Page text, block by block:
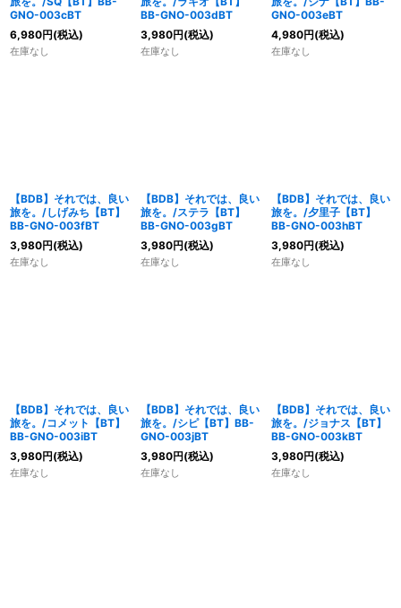
GNO-003cBT
6,980円(税込)
在庫なし
BB-GNO-003dBT
3,980円(税込)
在庫なし
GNO-003eBT
4,980円(税込)
在庫なし
【BDB】それでは、良い
旅を。/しげみち【BT】
BB-GNO-003fBT
3,980円(税込)
在庫なし
【BDB】それでは、良い
旅を。/ステラ【BT】
BB-GNO-003gBT
3,980円(税込)
在庫なし
【BDB】それでは、良い
旅を。/夕里子【BT】
BB-GNO-003hBT
3,980円(税込)
在庫なし
【BDB】それでは、良い
旅を。/コメット【BT】
BB-GNO-003iBT
3,980円(税込)
在庫なし
【BDB】それでは、良い
旅を。/シピ【BT】BB-
GNO-003jBT
3,980円(税込)
在庫なし
【BDB】それでは、良い
旅を。/ジョナス【BT】
BB-GNO-003kBT
3,980円(税込)
在庫なし